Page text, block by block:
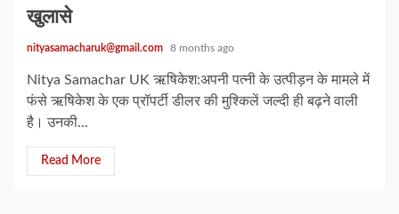
खुलासे
nityasamacharuk@gmail.com 8 months ago
Nitya Samachar UK ऋषिकेश:अपनी पत्नी के उत्पीड़न के मामले में
फंसे ऋषिकेश के एक प्रॉपर्टी डीलर की मुश्किलें जल्दी ही बढ़ने वाली
है। उनकी...
Read More